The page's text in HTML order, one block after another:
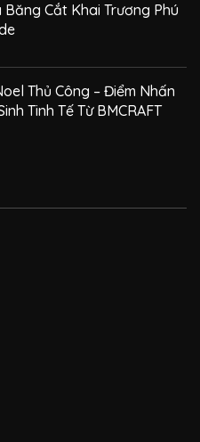
Cắt Khai Trương Phú
Thủ Công – Điểm Nhấn
Tinh Tế Từ BMCRAFT